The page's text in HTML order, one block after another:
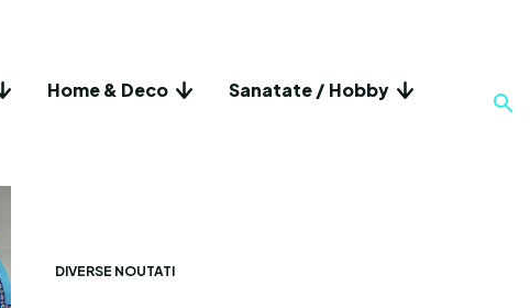
Home & Deco
Sanatate / Hobby
DIVERSE NOUTATI